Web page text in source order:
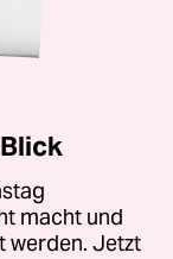
macht und
werden. Jetzt